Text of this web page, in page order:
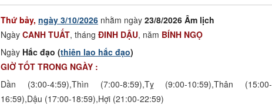
Thứ bảy, ngày 3/10/2026 nhằm ngày 23/8/2026 Âm lịch
Ngày CANH TUẤT, tháng ĐINH DẬU, năm BÍNH NGỌ
Ngày Hắc đạo (thiên lao hắc đạo)
GIỜ TỐT TRONG NGÀY :
Dần (3:00-4:59),Thìn (7:00-8:59),Tỵ (9:00-10:59),Thân (15:00-
16:59),Dậu (17:00-18:59),Hợi (21:00-22:59)